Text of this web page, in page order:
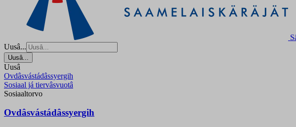
Uusâ...
Uusâ...
Uusâ
Ovdâsvástádâssyergih
Sosiaal já tiervâsvuotâ
Sosiaaltorvo
Ovdâsvástádâssyergih